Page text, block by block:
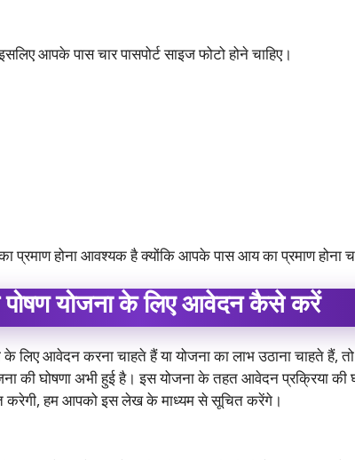
आपके पास चार पासपोर्ट साइज फोटो होने चाहिए।
होना आवश्यक है क्योंकि आपके पास आय का प्रमाण होना
पोषण योजना के लिए आवेदन कैसे करें
के लिए आवेदन करना चाहते हैं या योजना का लाभ उठाना चाहते
की घोषणा अभी हुई है। इस योजना के तहत आवेदन प्रक्रिया
करेगी, हम आपको इस लेख के माध्यम से सूचित करेंगे।